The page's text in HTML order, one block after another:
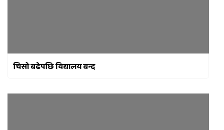
चिसो बढेपछि विद्यालय बन्द